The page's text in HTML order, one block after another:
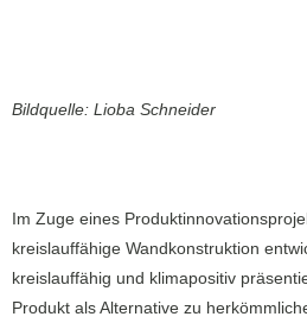
Bildquelle: Lioba Schneider
Im Zuge eines
kreislauffähige Wandkonstruktion
kreislauffähig und klimapositiv
Produkt als Alternative zu